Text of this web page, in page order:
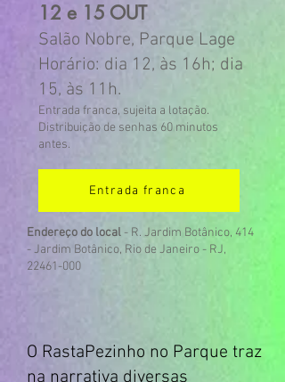
12 e 15 OUT
Salão Nobre, Parque Lage
Horário: dia 12, às 16h; dia
15, às 11h.
Entrada franca, sujeita a lotação.
Distribuição de senhas 60 minutos
antes.
Entrada franca
Endereço do local - R. Jardim Botânico, 414
- Jardim Botânico, Rio de Janeiro - RJ,
22461-000
O RastaPezinho no Parque traz
na narrativa diversas